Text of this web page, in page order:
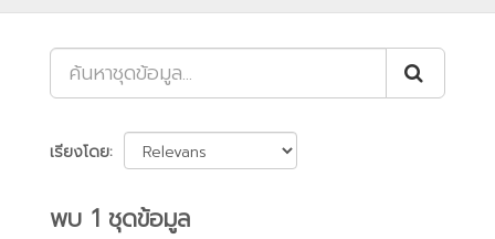
เรียงโดย
พบ 1 ชุดข้อมูล